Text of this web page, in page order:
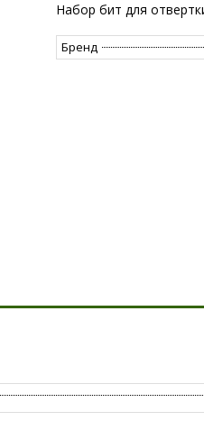
Набор бит для
Бренд